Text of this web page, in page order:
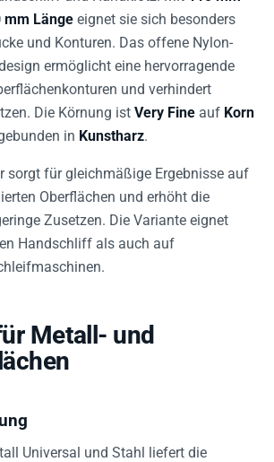
mm Länge eignet sie sich besonders
und Konturen. Das offene Nylon-
ermöglicht eine hervorragende
und verhindert
Die Körnung ist Very Fine auf Korn
in Kunstharz.
sorgt für gleichmäßige Ergebnisse auf
Oberflächen und erhöht die
Zusetzen. Die Variante eignet
Handschliff als auch auf
Metall- und
Universal und Stahl liefert die